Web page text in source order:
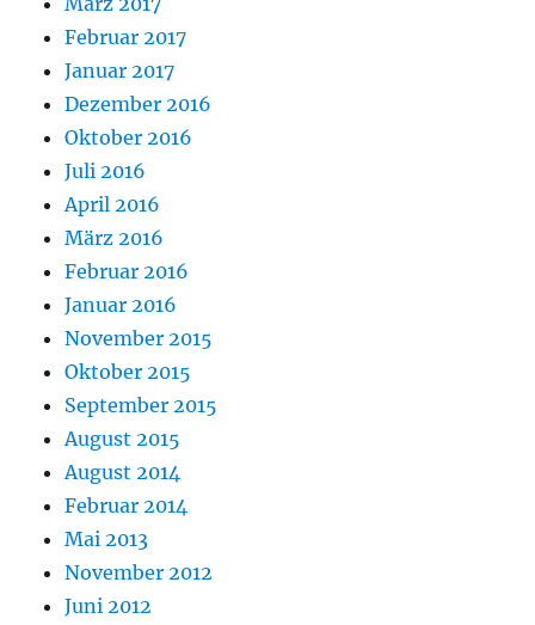
Februar 2017
Januar 2017
Dezember 2016
Oktober 2016
Juli 2016
April 2016
März 2016
Februar 2016
Januar 2016
November 2015
Oktober 2015
September 2015
August 2015
August 2014
Februar 2014
Mai 2013
November 2012
Juni 2012